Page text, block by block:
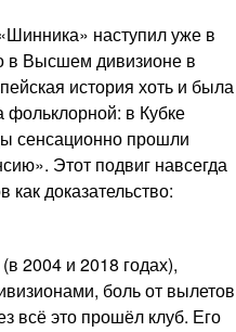
наступил уже в
в Высшем дивизионе в
история хоть и была
фольклорной: в Кубке
сенсационно прошли
Этот подвиг навсегда
доказательство:
2004 и 2018 годах),
боль от вылетов
всё это прошёл клуб. Его